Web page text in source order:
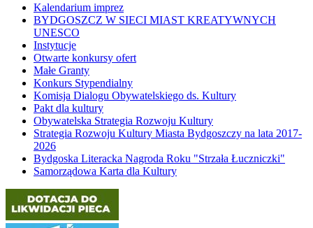
Kalendarium imprez
BYDGOSZCZ W SIECI MIAST KREATYWNYCH
UNESCO
Instytucje
Otwarte konkursy ofert
Małe Granty
Konkurs Stypendialny
Komisja Dialogu Obywatelskiego ds. Kultury
Pakt dla kultury
Obywatelska Strategia Rozwoju Kultury
Strategia Rozwoju Kultury Miasta Bydgoszczy na lata 2017-
2026
Bydgoska Literacka Nagroda Roku "Strzała Łuczniczki"
Samorządowa Karta dla Kultury